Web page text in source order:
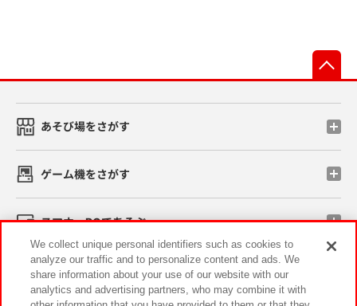
あそび場をさがす
ゲーム機をさがす
スマホ・PCであそぶ
イベント・キャンペーン
We collect unique personal identifiers such as cookies to
analyze our traffic and to personalize content and ads. We
share information about your use of our website with our
analytics and advertising partners, who may combine it with